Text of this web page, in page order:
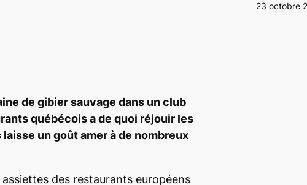
23 octobre
de gibier sauvage dans un club
québécois a de quoi réjouir les
un goût amer à de nombreux
des restaurants européens